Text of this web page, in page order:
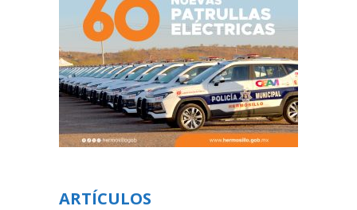
ARTÍCULOS